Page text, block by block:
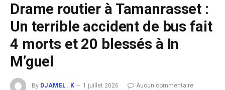
Drame routier à Tamanrasset :
Un terrible accident de bus fait
4 morts et 20 blessés à In
M’guel
By DJAMEL. K 1 juillet 2026
Aucun commentaire